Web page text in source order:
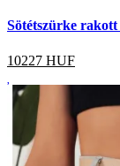
Sötétszürke rakott
10227 HUF